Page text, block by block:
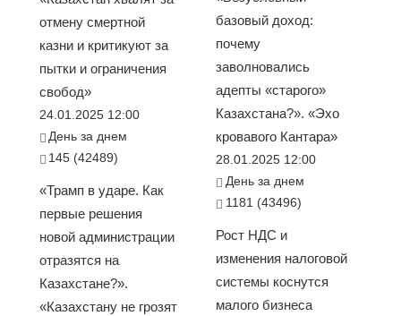
отмену смертной
казни и критикуют за
пытки и ограничения
свобод»
24.01.2025 12:00
День за днем
145 (42489)
«Трамп в ударе. Как
первые решения
новой администрации
отразятся на
Казахстане?».
«Казахстану не грозят
базовый доход:
почему
заволновались
адепты «старого»
Казахстана?». «Эхо
кровавого Кантара»
28.01.2025 12:00
День за днем
1181 (43496)
Рост НДС и
изменения налоговой
системы коснутся
малого бизнеса